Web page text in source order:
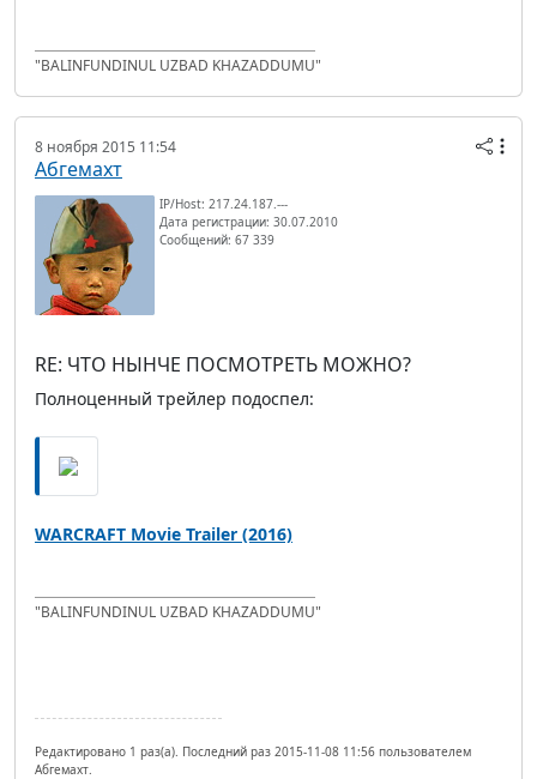
"BALINFUNDINUL UZBAD KHAZADDUMU"
8 ноября 2015 11:54
Абгемахт
IP/Host: 217.24.187.---
Дата регистрации: 30.07.2010
Сообщений: 67 339
RE: ЧТО НЫНЧЕ ПОСМОТРЕТЬ МОЖНО?
Полноценный трейлер подоспел:
WARCRAFT Movie Trailer (2016)
"BALINFUNDINUL UZBAD KHAZADDUMU"
Редактировано 1 раз(а). Последний раз 2015-11-08 11:56 пользователем
Абгемахт.